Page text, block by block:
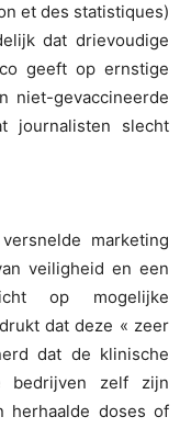
et des statistiques)
dat drievoudige
geeft op ernstige
niet-gevaccineerde
journalisten slecht
marketing
veiligheid en een
op mogelijke
dat deze « zeer
dat de klinische
bedrijven zelf zijn
herhaalde doses of